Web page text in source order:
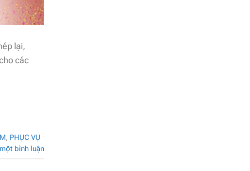
lại,
các
, PHỤC VỤ
bình luận